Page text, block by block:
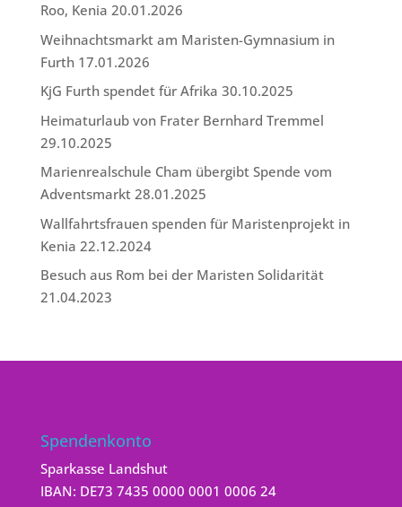
Roo, Kenia 20.01.2026
Weihnachtsmarkt am Maristen-Gymnasium in
Furth 17.01.2026
KjG Furth spendet für Afrika 30.10.2025
Heimaturlaub von Frater Bernhard Tremmel
29.10.2025
Marienrealschule Cham übergibt Spende vom
Adventsmarkt 28.01.2025
Wallfahrtsfrauen spenden für Maristenprojekt in
Kenia 22.12.2024
Besuch aus Rom bei der Maristen Solidarität
21.04.2023
Spendenkonto
Sparkasse Landshut
IBAN: DE73 7435 0000 0001 0006 24